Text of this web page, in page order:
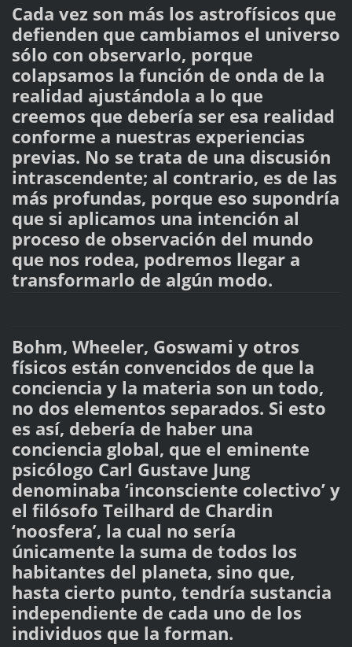
Cada vez son más los astrofísicos que
defienden que cambiamos el universo
sólo con observarlo, porque
colapsamos la función de onda de la
realidad ajustándola a lo que
creemos que debería ser esa realidad
conforme a nuestras experiencias
previas. No se trata de una discusión
intrascendente; al contrario, es de las
más profundas, porque eso supondría
que si aplicamos una intención al
proceso de observación del mundo
que nos rodea, podremos llegar a
transformarlo de algún modo.
Bohm, Wheeler, Goswami y otros
físicos están convencidos de que la
conciencia y la materia son un todo,
no dos elementos separados. Si esto
es así, debería de haber una
conciencia global, que el eminente
psicólogo Carl Gustave Jung
denominaba ‘inconsciente colectivo’ y
el filósofo Teilhard de Chardin
‘noosfera’, la cual no sería
únicamente la suma de todos los
habitantes del planeta, sino que,
hasta cierto punto, tendría sustancia
independiente de cada uno de los
individuos que la forman.